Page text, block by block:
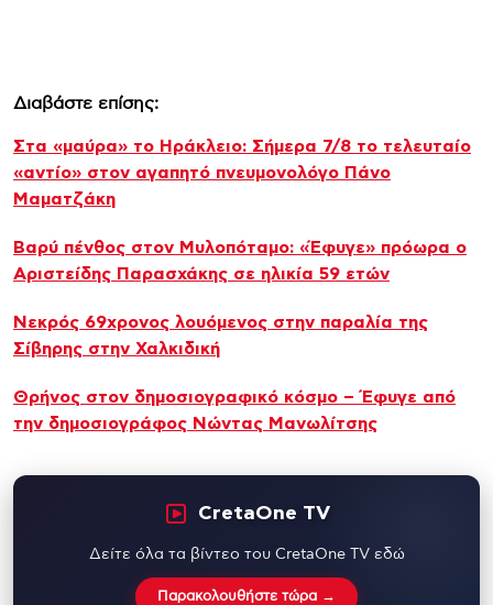
Διαβάστε επίσης:
Στα «μαύρα» το Ηράκλειο: Σήμερα 7/8 το τελευταίο
«αντίο» στον αγαπητό πνευμονολόγο Πάνο
Μαματζάκη
Βαρύ πένθος στον Μυλοπόταμο: «Έφυγε» πρόωρα ο
Αριστείδης Παρασχάκης σε ηλικία 59 ετών
Νεκρός 69χρονος λουόμενος στην παραλία της
Σίβηρης στην Χαλκιδική
Θρήνος στον δημοσιογραφικό κόσμο – Έφυγε από
την δημοσιογράφος Νώντας Μανωλίτσης
CretaOne TV
Δείτε όλα τα βίντεο του CretaOne TV εδώ
Παρακολουθήστε τώρα →